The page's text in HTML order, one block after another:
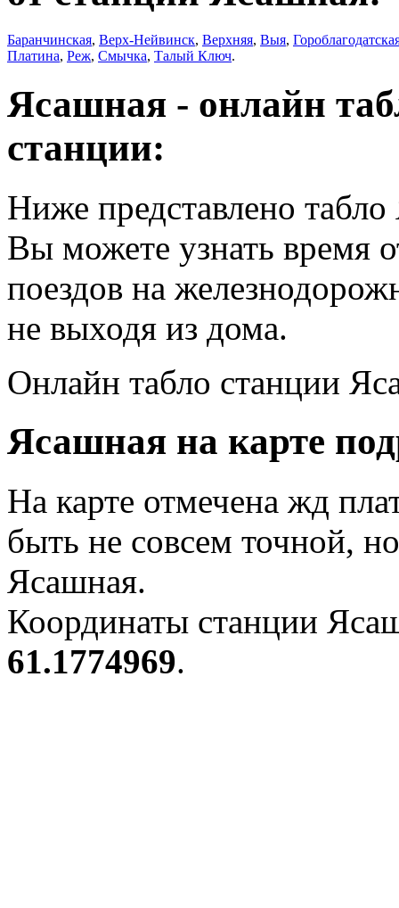
Баранчинская, Верх-Нейвинск, Верхняя, Выя,
Платина, Реж, Смычка, Талый Ключ.
Ясашная - онлайн
станции:
Ниже представлено
Вы можете узнать время
поездов на
не выходя из дома.
Онлайн табло станции
Ясашная на карте
На карте отмечена жд
быть не совсем точной,
Ясашная.
Координаты станции
61.1774969.